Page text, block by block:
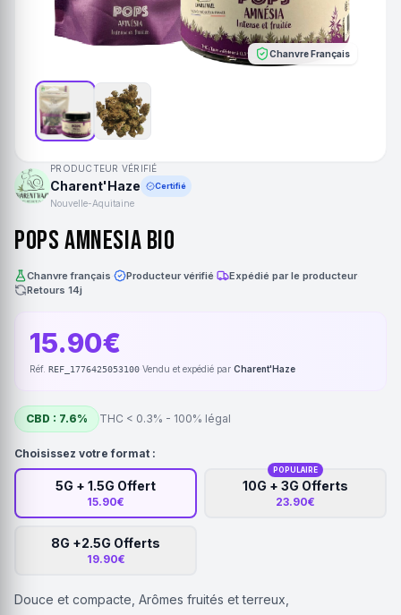
Chanvre Français
PRODUCTEUR VÉRIFIÉ
Charent'Haze Certifié
Nouvelle-Aquitaine
Pops Amnesia Bio
Chanvre français Producteur vérifié Expédié par le producteur·
Retours 14j
15.90€
Réf. REF_1776425053100 Vendu et expédié par Charent'Haze
CBD : 7.6% THC < 0.3% - 100% légal
Choisissez votre format :
5G + 1.5G Offert
15.90€
POPULAIRE
10G + 3G Offerts
23.90€
8G +2.5G Offerts
19.90€
Douce et compacte, Arômes fruités et terreux,